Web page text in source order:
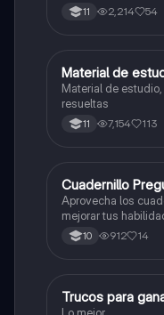
11 2,214 54
ICFES: Matemáticas
Material de
Material de
resueltas
11 7,154 113
ICFES: Inglés
Cuadernillo
Aprovecha los
mejorar tus
Prueba Saber 11. 🫡
10 912 14
Química
Trucos para